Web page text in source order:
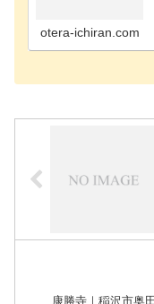
otera-ichiran.com
康勝寺｜稲沢市奥